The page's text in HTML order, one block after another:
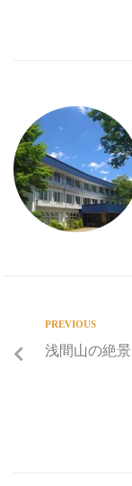
o
o
k
PREVIOUS
浅間山の絶